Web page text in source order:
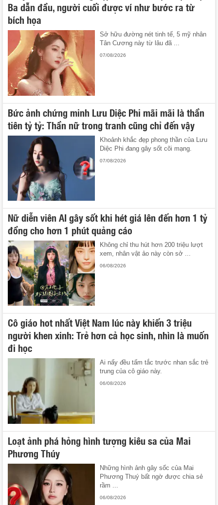
Ba dẫn đầu, người cuối được ví như bước ra từ
bích họa
Sở hữu đường nét tinh tế, 5 mỹ nhân
Tân Cương này từ lâu đã ...
07/08/2026
Bức ảnh chứng minh Lưu Diệc Phi mãi mãi là thần
tiên tỷ tỷ: Thần nữ trong tranh cũng chỉ đến vậy
Khoảnh khắc đẹp phong thần của Lưu
Diệc Phi đang gây sốt cõi mạng.
07/08/2026
Nữ diễn viên AI gây sốt khi hét giá lên đến hơn 1 tỷ
đồng cho hơn 1 phút quảng cáo
Không chỉ thu hút hơn 200 triệu lượt
xem, nhân vật ảo này còn sở ...
06/08/2026
Cô giáo hot nhất Việt Nam lúc này khiến 3 triệu
người khen xinh: Trẻ hơn cả học sinh, nhìn là muốn
đi học
Ai nấy đều tấm tắc trước nhan sắc trẻ
trung của cô giáo này.
06/08/2026
Loạt ảnh phá hỏng hình tượng kiêu sa của Mai
Phương Thúy
Những hình ảnh gây sốc của Mai
Phương Thuý bất ngờ được chia sẻ
rầm ...
06/08/2026